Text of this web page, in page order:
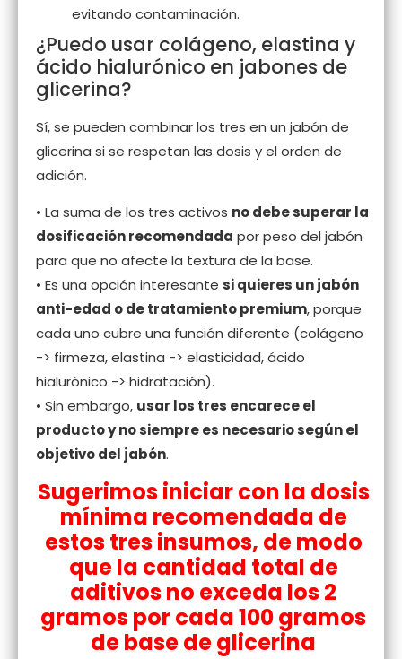
evitando contaminación.
¿Puedo usar colágeno, elastina y
ácido hialurónico en jabones de
glicerina?
Sí, se pueden combinar los tres en un jabón de
glicerina si se respetan las dosis y el orden de
adición.
• La suma de los tres activos no debe superar la
dosificación recomendada por peso del jabón
para que no afecte la textura de la base.
• Es una opción interesante si quieres un jabón
anti-edad o de tratamiento premium, porque
cada uno cubre una función diferente (colágeno
-> firmeza, elastina -> elasticidad, ácido
hialurónico -> hidratación).
• Sin embargo, usar los tres encarece el
producto y no siempre es necesario según el
objetivo del jabón.
Sugerimos iniciar con la dosis
mínima recomendada de
estos tres insumos, de modo
que la cantidad total de
aditivos no exceda los 2
gramos por cada 100 gramos
de base de glicerina